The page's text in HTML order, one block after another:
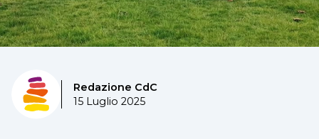
Redazione CdC
15 Luglio 2025